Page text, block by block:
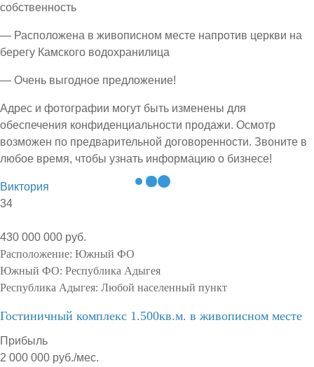
собственность
— Расположена в живописном месте напротив церкви на
берегу Камского водохранилица
— Очень выгодное предложение!
Адрес и фотографии могут быть изменены для
обеспечения конфиденциальности продажи. Осмотр
возможен по предварительной договоренности. Звоните в
любое время, чтобы узнать информацию о бизнесе!
Виктория
34
430 000 000 руб.
Расположение: Южный ФО
Южный ФО: Республика Адыгея
Республика Адыгея: Любой населенный пункт
Гостиничный комплекс 1.500кв.м. в живописном месте
Прибыль
2 000 000 руб./мес.